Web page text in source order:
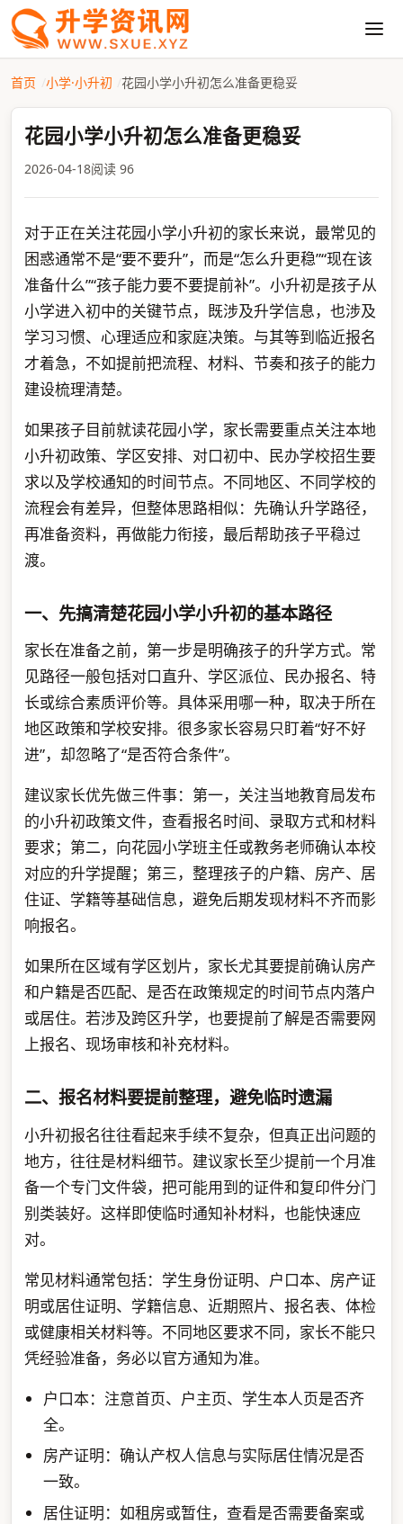
首页 小学·小升初 花园小学小升初怎么准备更稳妥
花园小学小升初怎么准备更稳妥
2026-04-18阅读 96
对于正在关注花园小学小升初的家长来说，最常见的
困惑通常不是“要不要升”，而是“怎么升更稳”“现在该
准备什么”“孩子能力要不要提前补”。小升初是孩子从
小学进入初中的关键节点，既涉及升学信息，也涉及
学习习惯、心理适应和家庭决策。与其等到临近报名
才着急，不如提前把流程、材料、节奏和孩子的能力
建设梳理清楚。
如果孩子目前就读花园小学，家长需要重点关注本地
小升初政策、学区安排、对口初中、民办学校招生要
求以及学校通知的时间节点。不同地区、不同学校的
流程会有差异，但整体思路相似：先确认升学路径，
再准备资料，再做能力衔接，最后帮助孩子平稳过
渡。
一、先搞清楚花园小学小升初的基本路径
家长在准备之前，第一步是明确孩子的升学方式。常
见路径一般包括对口直升、学区派位、民办报名、特
长或综合素质评价等。具体采用哪一种，取决于所在
地区政策和学校安排。很多家长容易只盯着“好不好
进”，却忽略了“是否符合条件”。
建议家长优先做三件事：第一，关注当地教育局发布
的小升初政策文件，查看报名时间、录取方式和材料
要求；第二，向花园小学班主任或教务老师确认本校
对应的升学提醒；第三，整理孩子的户籍、房产、居
住证、学籍等基础信息，避免后期发现材料不齐而影
响报名。
如果所在区域有学区划片，家长尤其要提前确认房产
和户籍是否匹配、是否在政策规定的时间节点内落户
或居住。若涉及跨区升学，也要提前了解是否需要网
上报名、现场审核和补充材料。
二、报名材料要提前整理，避免临时遗漏
小升初报名往往看起来手续不复杂，但真正出问题的
地方，往往是材料细节。建议家长至少提前一个月准
备一个专门文件袋，把可能用到的证件和复印件分门
别类装好。这样即使临时通知补材料，也能快速应
对。
常见材料通常包括：学生身份证明、户口本、房产证
明或居住证明、学籍信息、近期照片、报名表、体检
或健康相关材料等。不同地区要求不同，家长不能只
凭经验准备，务必以官方通知为准。
户口本：注意首页、户主页、学生本人页是否齐
全。
房产证明：确认产权人信息与实际居住情况是否
一致。
居住证明：如租房或暂住，查看是否需要备案或